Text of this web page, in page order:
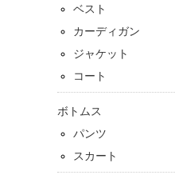
ベスト
カーディガン
ジャケット
コート
ボトムス
パンツ
スカート